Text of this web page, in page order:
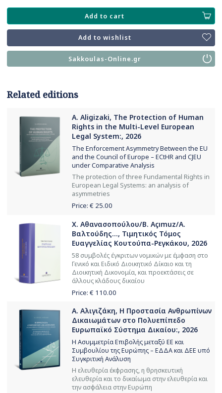
Add to cart
Add to wishlist
Sakkoulas-Online.gr
Related editions
A. Aligizaki, The Protection of Human
Rights in the Multi-Level European
Legal System:, 2026
The Enforcement Asymmetry Between the EU
and the Council of Europe – ECtHR and CJEU
under Comparative Analysis
The protection of three Fundamental Rights in
European Legal Systems: an analysis of
asymmetries
Price: € 25.00
Χ. Αθανασοπούλου/B. Açımuz/Α.
Βαλτούδης..., Τιμητικός Τόμος
Ευαγγελίας Κουτούπα-Ρεγκάκου, 2026
58 συμβολές έγκριτων νομικών με έμφαση στο
Γενικό και Ειδικό Διοικητικό Δίκαιο και τη
Διοικητική Δικονομία, και προεκτάσεις σε
άλλους κλάδους δικαίου
Price: € 110.00
Α. Αλιγιζάκη, Η Προστασία Ανθρωπίνων
Δικαιωμάτων στο Πολυεπίπεδο
Ευρωπαϊκό Σύστημα Δικαίου:, 2026
Η Ασυμμετρία Επιβολής μεταξύ ΕΕ και
Συμβουλίου της Ευρώπης – ΕΔΔΑ και ΔΕΕ υπό
Συγκριτική Ανάλυση
Η ελευθερία έκφρασης, η θρησκευτική
ελευθερία και το δικαίωμα στην ελευθερία και
την ασφάλεια στην Ευρώπη